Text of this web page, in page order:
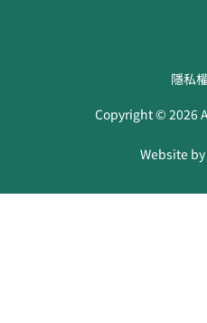
隱私
Copyright ©2026
Website by